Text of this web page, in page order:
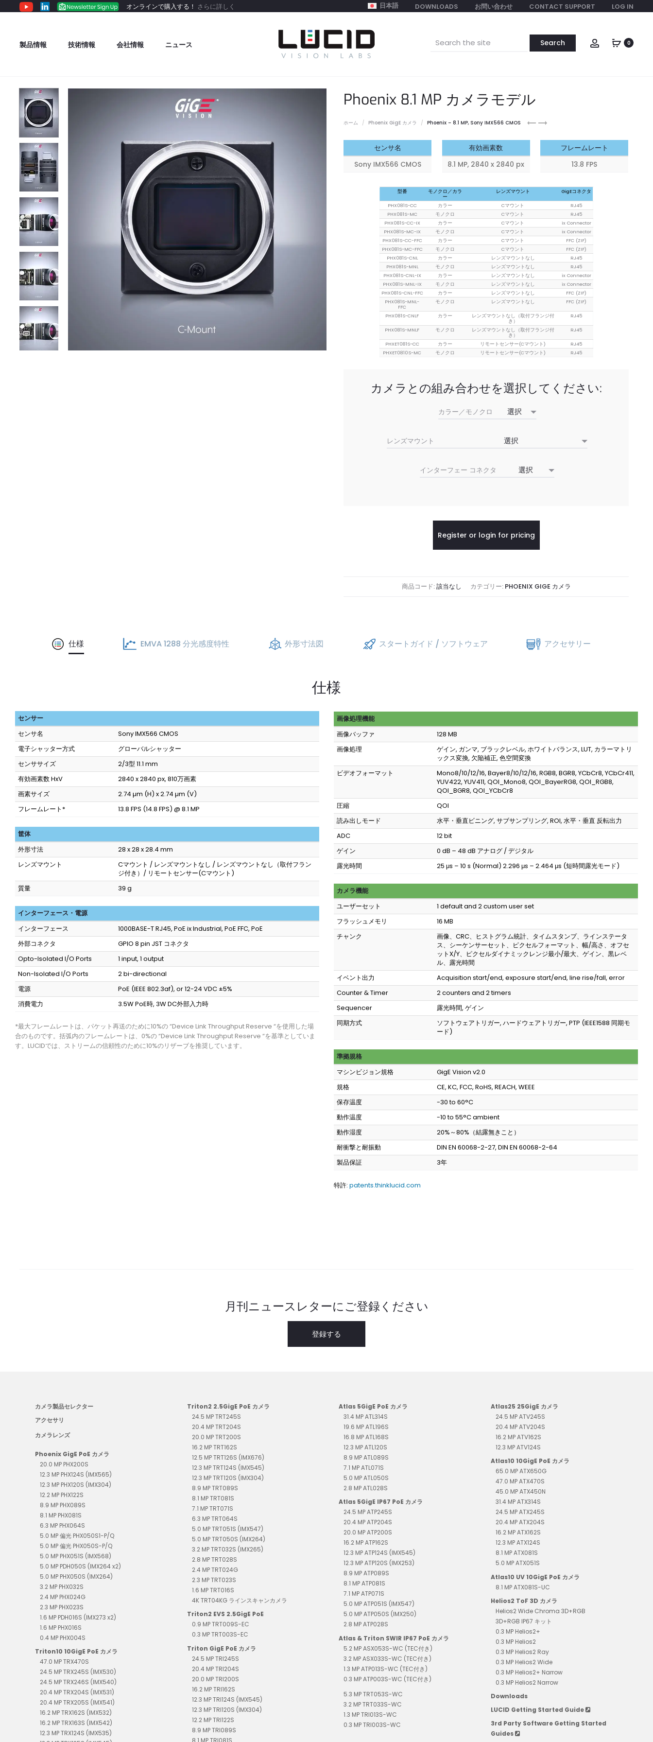
オンラインで購入する！ さらに詳しく 日本語 DOWNLOADS お問い合わせ CONTACT SUPPORT LOG IN
製品情報 技術情報 会社情報 ニュース
Search
Account0
Phoenix 8.1 MP カメラモデル
ホーム Phoenix GigE カメラ Phoenix – 8.1 MP, Sony IMX566 CMOS
Phoenix
MP
24x24mm
MP
センサ名
Sony IMX566 CMOS
有効画素数
8.1 MP, 2840 x 2840 px
フレームレート
13.8 FPS
型番
モノクロ／カラ
ー
レンズマウント GigEコネクタ
PHX081S-CC カラー Cマウント
RJ45
PHX081S-MC
モノクロ Cマウント
RJ45
PHX081S-CC-IX
カラー Cマウント
ix Connector
PHX081S-MC-IX
モノクロ Cマウント
ix Connector
PHX081S-CC-FFC
カラー Cマウント
FFC (ZIF)
PHX081S-MC-FFC
モノクロ Cマウント
FFC (ZIF)
PHX081S-CNL
カラー レンズマウントなし
RJ45
PHX081S-MNL
モノクロ レンズマウントなし
RJ45
PHX081S-CNL-IX
カラー レンズマウントなし
ix Connector
PHX081S-MNL-IX
モノクロ レンズマウントなし
ix Connector
PHX081S-CNL-FFC
カラー レンズマウントなし
FFC (ZIF)
PHX081S-MNL-
FFC
モノクロ レンズマウントなし FFC (ZIF)
PHX081S-CNLF カラー
レンズマウントなし（取付フランジ付
き）
RJ45
PHX081S-MNLF モノクロ
レンズマウントなし（取付フランジ付
き）
RJ45
PHXET081S-CC カラー リモートセンサー(Cマウント)
RJ45
PHXET0810S-MC
モノクロ リモートセンサー(Cマウント) RJ45
カメラとの組み合わせを選択してください:
カラー／モノクロ
レンズマウント
インターフェー コネクタ
Register or login for pricing
商品コード:該当なし カテゴリー: PHOENIX GIGE カメラ
仕様 EMVA 1288 分光感度特性 外形寸法図 スタートガイド / ソフトウェア アクセサリー
仕様
センサー
センサ名
Sony IMX566 CMOS
電子シャッター方式
グローバルシャッター
センササイズ
2/3型 11.1 mm
有効画素数 HxV
2840 x 2840 px, 810万画素
画素サイズ
2.74 µm (H) x 2.74 µm (V)
フレームレート*
13.8 FPS (14.8 FPS) @ 8.1 MP
筐体
外形寸法
28 x 28 x 28.4 mm
レンズマウント
Cマウント / レンズマウントなし / レンズマウントなし（取付フラン
ジ付き）/ リモートセンサー(Cマウント)
質量
39 g
インターフェース・電源
インターフェース
1000BASE-T RJ45, PoE ix Industrial, PoE FFC, PoE
外部コネクタ
GPIO 8 pin JST コネクタ
Opto-Isolated I/O Ports
1 input, 1 output
Non-Isolated I/O Ports
2 bi-directional
電源
PoE (IEEE 802.3af), or 12-24 VDC ±5%
消費電力
3.5W PoE時, 3W DC外部入力時
*最大フレームレートは、パケット再送のために10%の “Device Link Throughput Reserve “を使用した場
合のものです。括弧内のフレームレートは、0%の “Device Link Throughput Reserve “を基準としていま
す。LUCIDでは、ストリームの信頼性のために10%のリザーブを推奨しています。
画像処理機能
画像バッファ
128 MB
画像処理
ゲイン, ガンマ, ブラックレベル, ホワイトバランス, LUT, カラーマトリ
ックス変換, 欠陥補正, 色空間変換
ビデオフォーマット
Mono8/10/12/16, Bayer8/10/12/16, RGB8, BGR8, YCbCr8, YCbCr411,
YUV422, YUV411, QOI_Mono8, QOI_BayerRG8, QOI_RGB8,
QOI_BGR8, QOI_YCbCr8
圧縮
QOI
読み出しモード
水平・垂直ビニング, サブサンプリング, ROI, 水平・垂直 反転出力
ADC
12 bit
ゲイン
0 dB – 48 dB アナログ / デジタル
露光時間
25 μs – 10 s (Normal) 2.296 μs – 2.464 μs (短時間露光モード)
カメラ機能
ユーザーセット
1 default and 2 custom user set
フラッシュメモリ
16 MB
チャンク
画像、CRC、ヒストグラム統計、タイムスタンプ、ラインステータ
ス、シーケンサーセット、ピクセルフォーマット、幅/高さ、オフセ
ットX/Y、ピクセルダイナミックレンジ最小/最大、ゲイン、黒レベ
ル、露光時間
イベント出力
Acquisition start/end, exposure start/end, line rise/fall, error
Counter & Timer
2 counters and 2 timers
Sequencer
露光時間, ゲイン
同期方式
ソフトウェアトリガー, ハードウェアトリガー, PTP (IEEE1588 同期モ
ード)
準拠規格
マシンビジョン規格
GigE Vision v2.0
規格
CE, KC, FCC, RoHS, REACH, WEEE
保存温度
-30 to 60°C
動作温度
-10 to 55°C ambient
動作湿度
20%～80%（結露無きこと）
耐衝撃と耐振動
DIN EN 60068-2-27, DIN EN 60068-2-64
製品保証
3年
特許: patents.thinklucid.com
月刊ニュースレターにご登録ください
登録する
カメラ製品セレクター
アクセサリ
カメラレンズ
Phoenix GigE PoE カメラ
20.0 MP PHX200S
12.3 MP PHX124S (IMX565)
12.3 MP PHX120S (IMX304)
12.2 MP PHX122S
8.9 MP PHX089S
8.1 MP PHX081S
6.3 MP PHX064S
5.0 MP 偏光 PHX050S1-P/Q
5.0 MP 偏光 PHX050S-P/Q
5.0 MP PHX051S (IMX568)
5.0 MP PDH050S (IMX264 x2)
5.0 MP PHX050S (IMX264)
3.2 MP PHX032S
2.4 MP PHX024G
2.3 MP PHX023S
1.6 MP PDH016S (IMX273 x2)
1.6 MP PHX016S
0.4 MP PHX004S
Triton10 10GigE PoE カメラ
47.0 MP TRX470S
24.5 MP TRX245S (IMX530)
24.5 MP TRX246S (IMX540)
20.4 MP TRX204S (IMX531)
20.4 MP TRX205S (IMX541)
16.2 MP TRX162S (IMX532)
16.2 MP TRX163S (IMX542)
12.3 MP TRX124S (IMX535)
Triton2 2.5GigE PoE カメラ
24.5 MP TRT245S
20.4 MP TRT204S
20.0 MP TRT200S
16.2 MP TRT162S
12.5 MP TRT126S (IMX676)
12.3 MP TRT124S (IMX545)
12.3 MP TRT120S (IMX304)
8.9 MP TRT089S
8.1 MP TRT081S
7.1 MP TRT071S
6.3 MP TRT064S
5.0 MP TRT051S (IMX547)
5.0 MP TRT050S (IMX264)
3.2 MP TRT032S (IMX265)
2.8 MP TRT028S
2.4 MP TRT024G
2.3 MP TRT023S
1.6 MP TRT016S
4K TRT04KG ラインスキャンカメラ
Triton2 EVS 2.5GigE PoE
0.9 MP TRT009S-EC
0.3 MP TRT003S-EC
Triton GigE PoE カメラ
24.5 MP TRI245S
20.4 MP TRI204S
20.0 MP TRI200S
16.2 MP TRI162S
12.3 MP TRI124S (IMX545)
12.3 MP TRI120S (IMX304)
12.2 MP TRI122S
8.9 MP TRI089S
8.1 MP TRI081S
Atlas 5GigE PoE カメラ
31.4 MP ATL314S
19.6 MP ATL196S
16.8 MP ATL168S
12.3 MP ATL120S
8.9 MP ATL089S
7.1 MP ATL071S
5.0 MP ATL050S
2.8 MP ATL028S
Atlas 5GigE IP67 PoE カメラ
24.5 MP ATP245S
20.4 MP ATP204S
20.0 MP ATP200S
16.2 MP ATP162S
12.3 MP ATP124S (IMX545)
12.3 MP ATP120S (IMX253)
8.9 MP ATP089S
8.1 MP ATP081S
7.1 MP ATP071S
5.0 MP ATP051S (IMX547)
5.0 MP ATP050S (IMX250)
2.8 MP ATP028S
Atlas & Triton SWIR IP67 PoE カメラ
5.2 MP ASX053S-WC (TEC付き)
3.2 MP ASX033S-WC (TEC付き)
1.3 MP ATP013S-WC (TEC付き)
0.3 MP ATP003S-WC (TEC付き)
5.3 MP TRT053S-WC
3.2 MP TRT033S-WC
1.3 MP TRI013S-WC
0.3 MP TRI003S-WC
Atlas25 25GigE カメラ
24.5 MP ATV245S
20.4 MP ATV204S
16.2 MP ATV162S
12.3 MP ATV124S
Atlas10 10GigE PoE カメラ
65.0 MP ATX650G
47.0 MP ATX470S
45.0 MP ATX450N
31.4 MP ATX314S
24.5 MP ATX245S
20.4 MP ATX204S
16.2 MP ATX162S
12.3 MP ATX124S
8.1 MP ATX081S
5.0 MP ATX051S
Atlas10 UV 10GigE PoE カメラ
8.1 MP ATX081S-UC
Helios2 ToF 3D カメラ
Helios2 Wide Chroma 3D+RGB
3D+RGB IP67 キット
0.3 MP Helios2+
0.3 MP Helios2
0.3 MP Helios2 Ray
0.3 MP Helios2 Wide
0.3 MP Helios2+ Narrow
0.3 MP Helios2 Narrow
Downloads
LUCID Getting Started Guide
3rd Party Software Getting Started
Guides